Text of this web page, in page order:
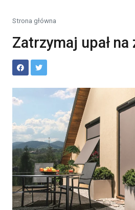
Strona główna
Zatrzymaj upał na